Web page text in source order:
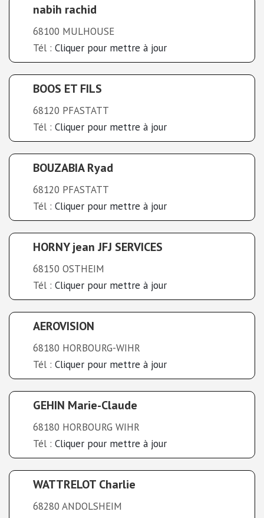
nabih rachid
68100 MULHOUSE
Tél : Cliquer pour mettre à jour
BOOS ET FILS
68120 PFASTATT
Tél : Cliquer pour mettre à jour
BOUZABIA Ryad
68120 PFASTATT
Tél : Cliquer pour mettre à jour
HORNY jean JFJ SERVICES
68150 OSTHEIM
Tél : Cliquer pour mettre à jour
AEROVISION
68180 HORBOURG-WIHR
Tél : Cliquer pour mettre à jour
GEHIN Marie-Claude
68180 HORBOURG WIHR
Tél : Cliquer pour mettre à jour
WATTRELOT Charlie
68280 ANDOLSHEIM